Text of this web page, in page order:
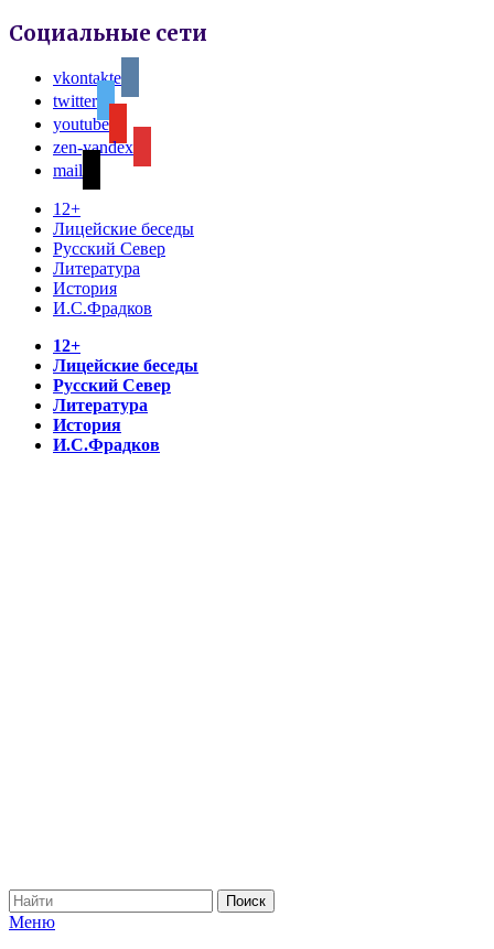
Социальные сети
vkontakte
twitter
youtube
zen-yandex
mail
12+
Лицейские беседы
Русский Север
Литература
История
И.С.Фрадков
12+
Лицейские беседы
Русский Север
Литература
История
И.С.Фрадков
Меню